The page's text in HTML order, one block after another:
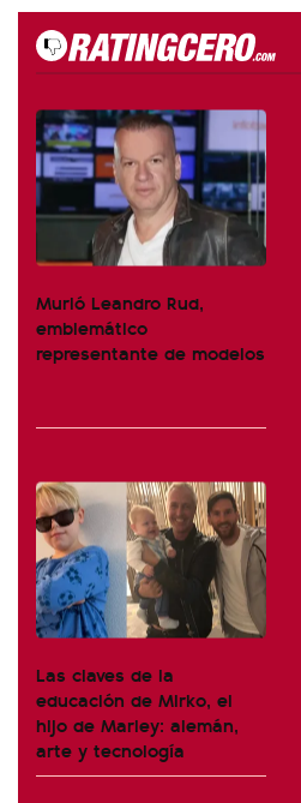
Murió Leandro Rud,
emblemático
representante de modelos
Las claves de la
educación de Mirko, el
hijo de Marley: alemán,
arte y tecnología